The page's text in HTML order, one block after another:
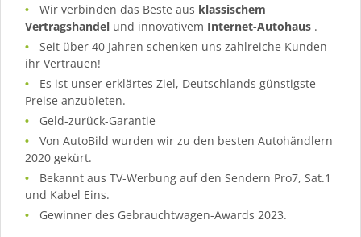
Wir verbinden das Beste aus klassischem
Vertragshandel und innovativem Internet-Autohaus .
Seit über 40 Jahren schenken uns zahlreiche Kunden
ihr Vertrauen!
Es ist unser erklärtes Ziel, Deutschlands günstigste
Preise anzubieten.
Geld-zurück-Garantie
Von AutoBild wurden wir zu den besten Autohändlern
2020 gekürt.
Bekannt aus TV-Werbung auf den Sendern Pro7, Sat.1
und Kabel Eins.
Gewinner des Gebrauchtwagen-Awards 2023.